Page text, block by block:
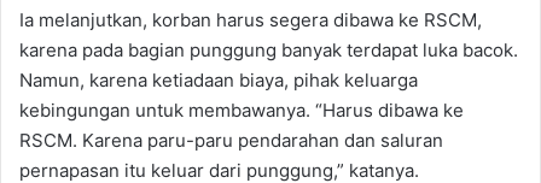
Ia melanjutkan, korban harus segera dibawa ke RSCM,
karena pada bagian punggung banyak terdapat luka bacok.
Namun, karena ketiadaan biaya, pihak keluarga
kebingungan untuk membawanya. “Harus dibawa ke
RSCM. Karena paru-paru pendarahan dan saluran
pernapasan itu keluar dari punggung,” katanya.